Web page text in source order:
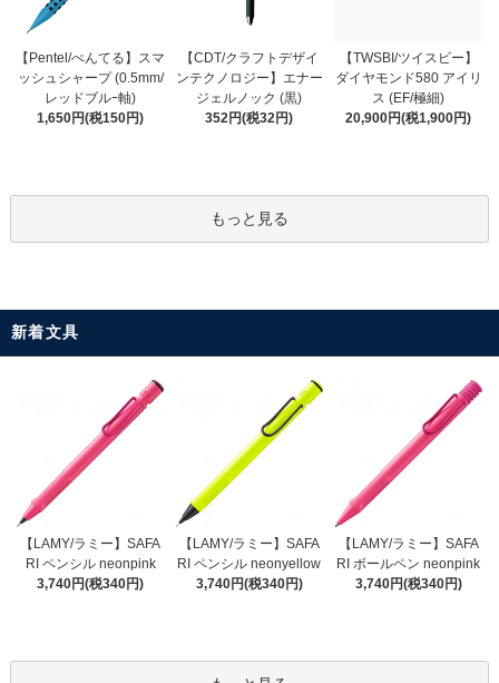
【Pentel/ぺんてる】スマ
ッシュシャープ (0.5mm/
レッドブルｰ軸)
1,650円(税150円)
【CDT/クラフトデザイ
ンテクノロジー】エナー
ジェルノック (黒)
352円(税32円)
【TWSBI/ツイスビー】
ダイヤモンド580 アイリ
ス (EF/極細)
20,900円(税1,900円)
もっと見る
新着文具
【LAMY/ラミー】SAFA
RI ペンシル neonpink
3,740円(税340円)
【LAMY/ラミー】SAFA
RI ペンシル neonyellow
3,740円(税340円)
【LAMY/ラミー】SAFA
RI ボールペン neonpink
3,740円(税340円)